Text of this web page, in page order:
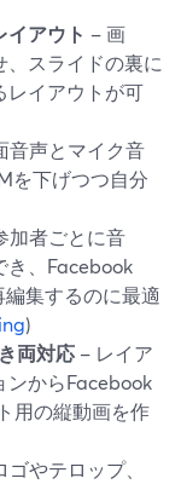
イアウト – 画
スライドの裏に
レイアウトが可
音声とマイク音
を下げつつ自分
加者ごとに音
き、Facebook
集するのに最適
)
両対応 – レイア
ンからFacebook
用の縦動画を作
やテロップ、